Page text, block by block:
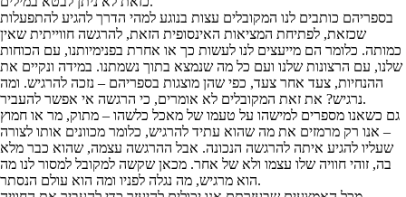
בספריהם כותבים לנו המקובלים עצות בנוגע למהי הדרך להגיע להתפעלות
שכזאת, לפתיחת המציאות האינסופית הזאת, להרגשה חווייתית שאין
כמותה. כלומר הם מייעצים לנו לעשות כך או אחרת בפנימיותנו, עם הכוחות
שלנו, עם הרצונות שלנו ועם כל מה שנמצא בתוך נשמתנו. במידה ונקיים את
ההנחיות, צעד אחר צעד, כפי שהן מוצגות בספריהם – נזכה להרגיש. ומה
נרגיש? את זאת המקובלים לא אומרים, כי הרגשה אי אפשר להעביר.
גם כשאנו מספרים למישהו על טעמו של מאכל כלשהו – מתוק, מר או חמוץ
– אנו רק מרמזים את מה שהוא עתיד להרגיש, כלומר מכוונים אותו לצורה
שעליו להגיע איתה להרגשה הנכונה. אבל ההרגשה עצמה, שהוא כבר מלא
בה, זוהי חוויה שלו עצמו ולא של אחר. מכאן שקשה למקובל למסור לנו מה
הוא מרגיש, מה נגלה לפניו ומה הוא עולם הנסתר.